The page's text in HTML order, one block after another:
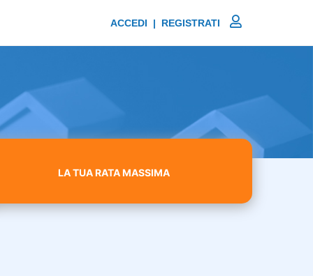
ACCEDI | REGISTRATI
LA TUA RATA MASSIMA